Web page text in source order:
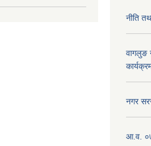
नीति
वागलुङ
नगर
आ.व.